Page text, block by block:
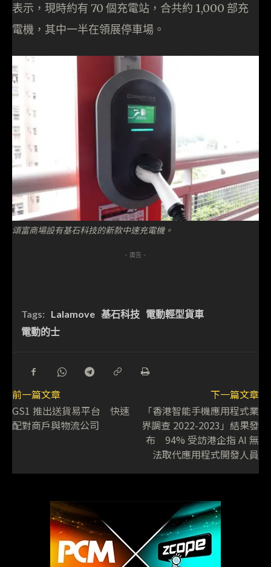
表示，現時約有 70 個充電站，合共約 1,000 部充
電機，其中一半在領展停車場。
頌富商場設有基石科技的新款中速充電機。
- 廣告 -
Tags: Lalamove 基石科技 電動輕型貨車
電動的士
前一篇文章
GS1 推出送貨易平台 快速
配對商戶與物流公司
下一篇文章
「香港智能手機應用程式業
界調查 2022-2023」結果發
布 94% 受訪港企指 AI 無
法取代應用程式開發人員